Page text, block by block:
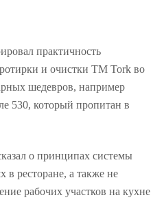
практичность
и очистки ТМ Tork во
шедевров, например
530, который пропитан в
о принципах системы
в ресторане, а также не
рабочих участков на кухне